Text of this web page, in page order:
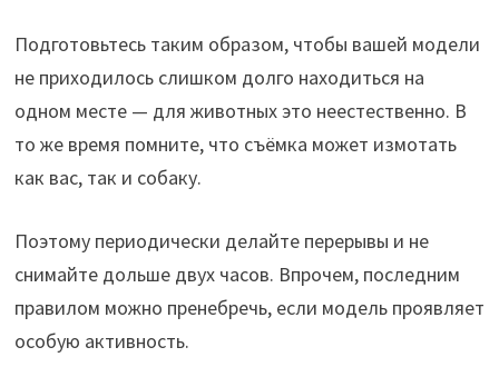
Подготовьтесь таким образом, чтобы вашей модели
не приходилось слишком долго находиться на
одном месте — для животных это неестественно. В
то же время помните, что съёмка может измотать
как вас, так и собаку.
Поэтому периодически делайте перерывы и не
снимайте дольше двух часов. Впрочем, последним
правилом можно пренебречь, если модель проявляет
особую активность.